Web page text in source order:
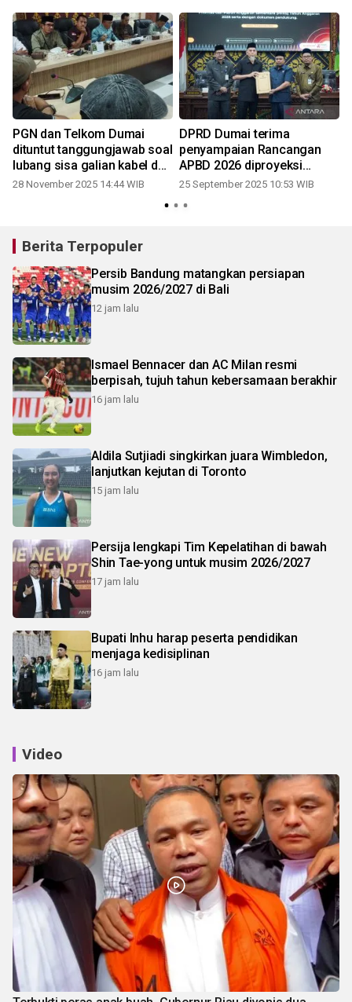
PGN dan Telkom Dumai
dituntut tanggungjawab soal
lubang sisa galian kabel dan
pipa di jalan
28 November 2025 14:44 WIB
DPRD Dumai terima
penyampaian Rancangan
APBD 2026 diproyeksi
Rp2,354 T
25 September 2025 10:53 WIB
Berita Terpopuler
Persib Bandung matangkan persiapan
musim 2026/2027 di Bali
12 jam lalu
Ismael Bennacer dan AC Milan resmi
berpisah, tujuh tahun kebersamaan berakhir
16 jam lalu
Aldila Sutjiadi singkirkan juara Wimbledon,
lanjutkan kejutan di Toronto
15 jam lalu
Persija lengkapi Tim Kepelatihan di bawah
Shin Tae-yong untuk musim 2026/2027
17 jam lalu
Bupati Inhu harap peserta pendidikan
menjaga kedisiplinan
16 jam lalu
Video